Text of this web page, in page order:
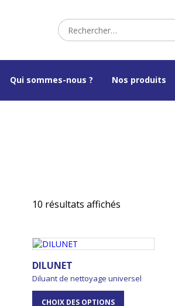
Qui sommes-nous ? Nos produits
10 résultats affichés
DILUNET
Diluant de nettoyage universel
CHOIX DES OPTIONS